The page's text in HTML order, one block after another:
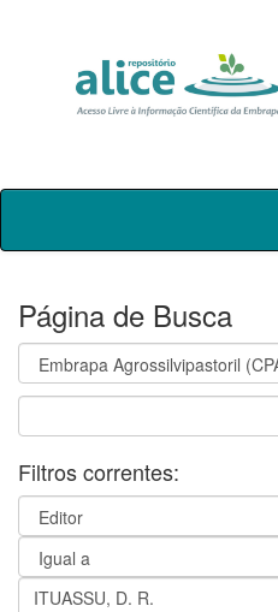
Skip
Página de Busca
Filtros correntes: